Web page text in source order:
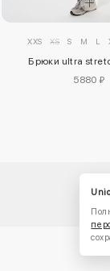
XXS XS S M L
Брюки ultra
5880 ₽